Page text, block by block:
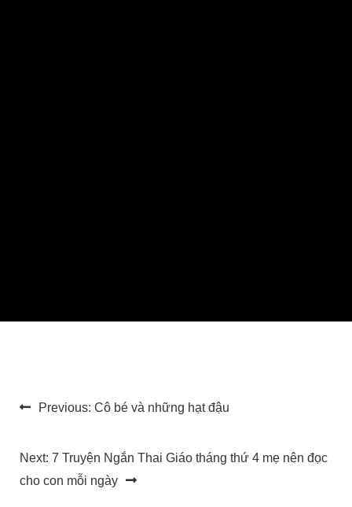
Điều
bài
viết
Previous: Cô bé và những hạt đậu
Next: 7 Truyện Ngắn Thai Giáo tháng thứ 4 mẹ nên đọc
cho con mỗi ngày